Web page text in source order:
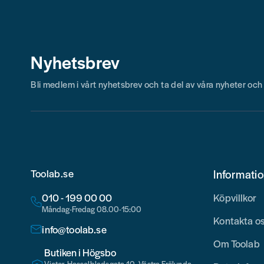
Nyhetsbrev
Bli medlem i vårt nyhetsbrev och ta del av våra nyheter
Toolab.se
010 - 199 00 00
Måndag-Fredag 08.00-15:00
info@toolab.se
Butiken i Högsbo
Köpvillkor
Kontakta
Om Toolab